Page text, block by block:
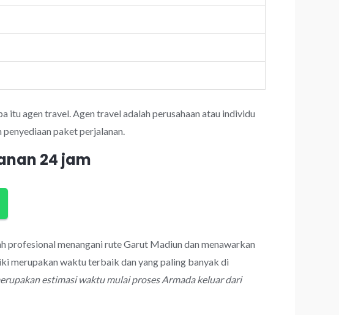
itu agen travel. Agen travel adalah perusahaan atau individu
paket perjalanan.
24 jam
profesional menangani rute Garut Madiun dan menawarkan
merupakan waktu terbaik dan yang paling banyak di
estimasi waktu mulai proses Armada keluar dari